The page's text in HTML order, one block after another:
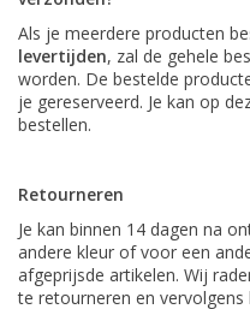
Als je meerdere producten
levertijden, zal de gehele
worden. De bestelde
je gereserveerd. Je kan op
bestellen.
Retourneren
Je kan binnen 14 dagen na
andere kleur of voor een
afgeprijsde artikelen. Wij
te retourneren en